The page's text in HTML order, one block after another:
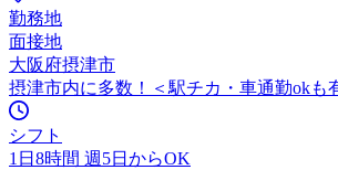
勤務地
面接地
大阪府摂津市
摂津市内に多数！＜駅チカ・車通勤okも
シフト
1日8時間 週5日からOK